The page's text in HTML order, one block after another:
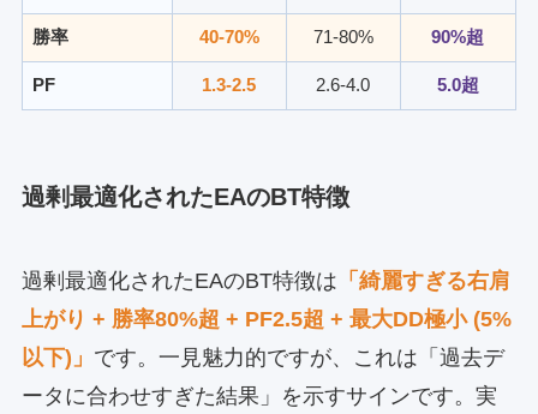
勝率 40-70% 71-80% 90%超
PF 1.3-2.5 2.6-4.0 5.0超
過剰最適化されたEAのBT特徴
過剰最適化されたEAのBT特徴は 「綺麗すぎる右肩
上がり + 勝率80%超 + PF2.5超 + 最大DD極小 (5%
以下)」 です。一見魅力的ですが、これは「過去デ
ータに合わせすぎた結果」を示すサインです。実